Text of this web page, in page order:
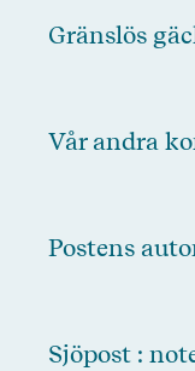
Gränslös
Vår andra
Postens
Sjöpost :